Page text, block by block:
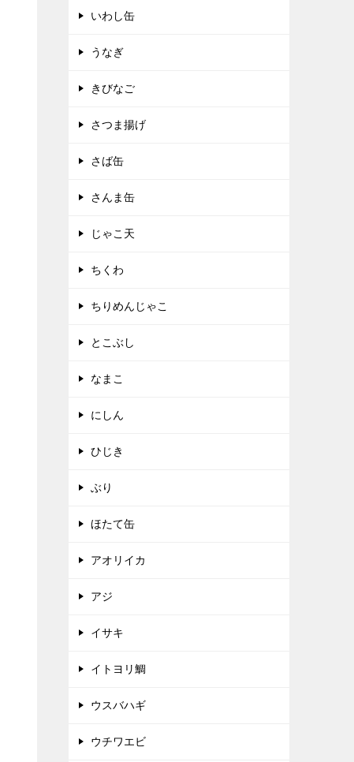
いわし缶
うなぎ
きびなご
さつま揚げ
さば缶
さんま缶
じゃこ天
ちくわ
ちりめんじゃこ
とこぶし
なまこ
にしん
ひじき
ぶり
ほたて缶
アオリイカ
アジ
イサキ
イトヨリ鯛
ウスバハギ
ウチワエビ